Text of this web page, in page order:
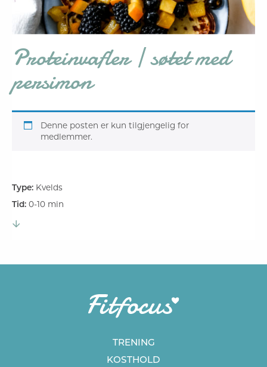
Proteinvafler | søtet med
persimon
Denne posten er kun tilgjengelig for
medlemmer.
Type: Kvelds
Tid: 0-10 min
TRENING
KOSTHOLD